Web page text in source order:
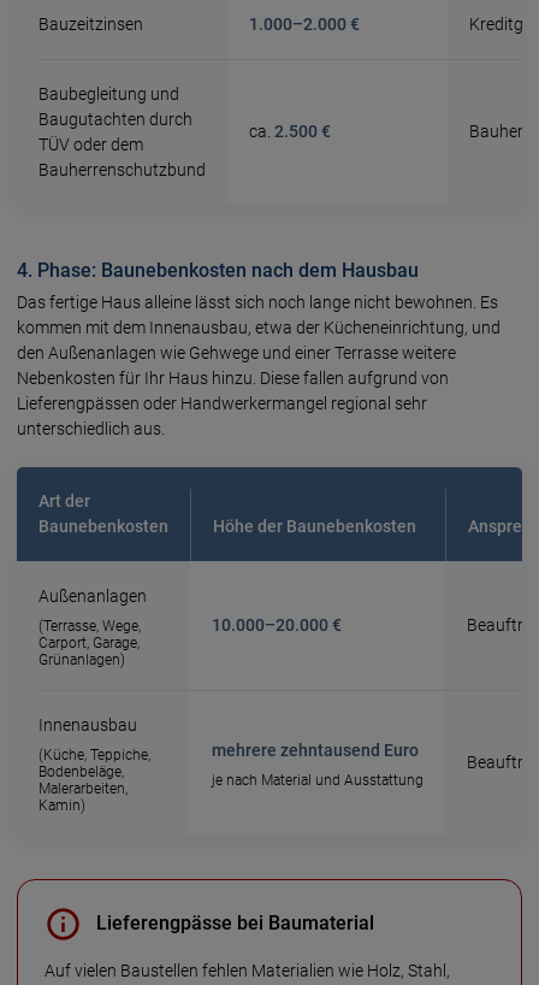
Bauzeitzinsen 1.000–2.000 €
Baubegleitung und
Bau­gut­achten durch
TÜV oder dem
Bauherrenschutzbund
ca. 2.500 €
4. Phase: Baunebenkosten nach dem Hausbau
Das fertige Haus alleine lässt sich noch lange nicht bewohnen. Es
kommen mit dem Innenausbau, etwa der Kücheneinrichtung, und
den Außenanlagen wie Gehwege und einer Terrasse weitere
Nebenkosten für Ihr Haus hinzu. Diese fallen aufgrund von
Lieferengpässen oder Handwerkermangel regional sehr
unterschiedlich aus.
Art der
Baunebenkosten
Höhe der Baunebenkosten
Außenanlagen
(Terrasse, Wege,
Carport, Garage,
Grünanlagen)
10.000–20.000 €
Innenausbau
(Küche, Teppiche,
Bodenbeläge,
Malerarbeiten,
Kamin)
mehrere zehntausend Euro
je nach Material und Ausstattung
Lieferengpässe bei Baumaterial
Auf vielen Baustellen fehlen Materialien wie Holz, Stahl,